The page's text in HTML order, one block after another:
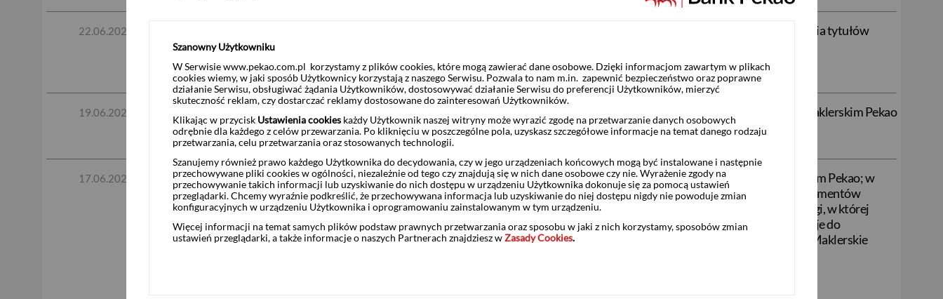
22.06.2026
Komunikat nr 46/BM/ZFI/2026 z dnia 22.06.2026 r. w sprawie usługi przyjmowania i przekazywania zleceń nabycia lub zbycia tytułów
uczestnictwa oraz podmiotów, które współpracują z Biurem Maklerskim Pekao
Pobierz plik
19.06.2026 Komunikat nr 45/BM/ZDI/2026 z dnia 19.06.2026 r. w sprawie informacji o usłudze doradztwa inwestycyjnego w Biurze Maklerskim Pekao
Pobierz plik
17.06.2026
Komunikat nr 44/BM/ZPM/2026 z dnia 17.06.2026 r. w sprawie: wykazu podmiotów współpracujących z Biurem Maklerskim Pekao; w
zakresie nabywania instrumentów finansowych oferowanych w ofercie publicznej lub w obrocie pierwotnym; wykazu instrumentów
finansowych i pozagiełdowych instrumentów finansowych obsługiwanych we współpracy z tymi podmiotami; rodzaju usługi, w której
Biuro Maklerskie Pekao wykonuje zlecenia w ramach tej współpracy; rodzaju zleceń, które Biuro Maklerskie Pekao przekazuje do
podmiotów współpracujących; dodatkowych warunków przyjmowania i przekazywania zleceń obsługiwanych przez Biuro Maklerskie
Szanowny Użytkowniku
W Serwisie www.pekao.com.pl korzystamy z plików cookies, które mogą zawierać dane osobowe. Dzięki informacjom zawartym w plikach
cookies wiemy, w jaki sposób Użytkownicy korzystają z naszego Serwisu. Pozwala to nam m.in. zapewnić bezpieczeństwo oraz poprawne
działanie Serwisu, obsługiwać żądania Użytkowników, dostosowywać działanie Serwisu do preferencji Użytkowników, mierzyć
skuteczność reklam, czy dostarczać reklamy dostosowane do zainteresowań Użytkowników.
Klikając w przycisk Ustawienia cookies każdy Użytkownik naszej witryny może wyrazić zgodę na przetwarzanie danych osobowych
odrębnie dla każdego z celów przewarzania. Po kliknięciu w poszczególne pola, uzyskasz szczegółowe informacje na temat danego rodzaju
przetwarzania, celu przetwarzania oraz stosowanych technologii.
Szanujemy również prawo każdego Użytkownika do decydowania, czy w jego urządzeniach końcowych mogą być instalowane i następnie
przechowywane pliki cookies w ogólności, niezależnie od tego czy znajdują się w nich dane osobowe czy nie. Wyrażenie zgody na
przechowywanie takich informacji lub uzyskiwanie do nich dostępu w urządzeniu Użytkownika dokonuje się za pomocą ustawień
przeglądarki. Chcemy wyraźnie podkreślić, że przechowywana informacja lub uzyskiwanie do niej dostępu nigdy nie powoduje zmian
konfiguracyjnych w urządzeniu Użytkownika i oprogramowaniu zainstalowanym w tym urządzeniu.
Więcej informacji na temat samych plików podstaw prawnych przetwarzania oraz sposobu w jaki z nich korzystamy, sposobów zmian
ustawień przeglądarki, a także informacje o naszych Partnerach znajdziesz wZasady Cookies.